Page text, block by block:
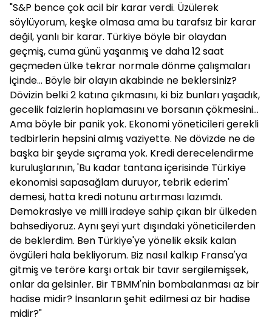
"S&P bence çok acil bir karar verdi. Üzülerek
söylüyorum, keşke olmasa ama bu tarafsız bir karar
değil, yanlı bir karar. Türkiye böyle bir olaydan
geçmiş, cuma günü yaşanmış ve daha 12 saat
geçmeden ülke tekrar normale dönme çalışmaları
içinde… Böyle bir olayın akabinde ne beklersiniz?
Dövizin belki 2 katına çıkmasını, ki biz bunları yaşadık,
gecelik faizlerin hoplamasını ve borsanın çökmesini…
Ama böyle bir panik yok. Ekonomi yöneticileri gerekli
tedbirlerin hepsini almış vaziyette. Ne dövizde ne de
başka bir şeyde sıçrama yok. Kredi derecelendirme
kuruluşlarının, 'Bu kadar tantana içerisinde Türkiye
ekonomisi sapasağlam duruyor, tebrik ederim'
demesi, hatta kredi notunu artırması lazımdı.
Demokrasiye ve milli iradeye sahip çıkan bir ülkeden
bahsediyoruz. Aynı şeyi yurt dışındaki yöneticilerden
de beklerdim. Ben Türkiye'ye yönelik eksik kalan
övgüleri hala bekliyorum. Biz nasıl kalkıp Fransa'ya
gitmiş ve teröre karşı ortak bir tavır sergilemişsek,
onlar da gelsinler. Bir TBMM'nin bombalanması az bir
hadise midir? İnsanların şehit edilmesi az bir hadise
midir?"